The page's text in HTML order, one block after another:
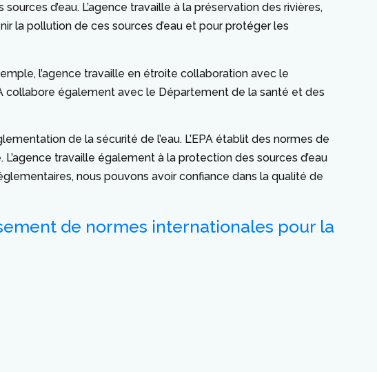
d’eau. L’agence travaille à la préservation des rivières,
la pollution de ces sources d’eau et pour protéger les
l’agence travaille en étroite collaboration avec le
collabore également avec le Département de la santé et des
de la sécurité de l’eau. L’EPA établit des normes de
travaille également à la protection des sources d’eau
nous pouvons avoir confiance dans la qualité de
de normes internationales pour la